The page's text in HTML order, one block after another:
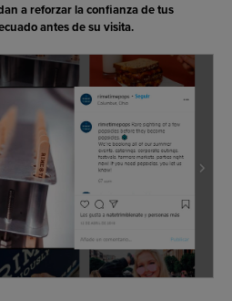
a reforzar la confianza de tus
antes de su visita.